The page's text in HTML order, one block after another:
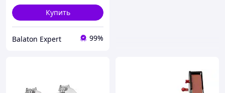
Купить
Balaton Expert 99%